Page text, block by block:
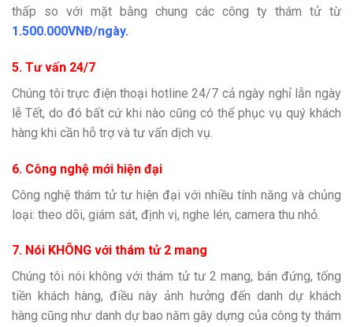
thấp so với mặt bằng chung các công ty thám tử từ
1.500.000VNĐ/ngày.
5. Tư vấn 24/7
Chúng tôi trực điện thoại hotline 24/7 cả ngày nghỉ lẫn ngày
lễ Tết, do đó bất cứ khi nào cũng có thể phục vụ quý khách
hàng khi cần hỗ trợ và tư vấn dịch vụ.
6. Công nghệ mới hiện đại
Công nghệ thám tử tư hiện đại với nhiều tính năng và chủng
loại: theo dõi, giám sát, định vị, nghe lén, camera thu nhỏ.
7. Nói KHÔNG với thám tử 2 mang
Chúng tôi nói không với thám tử tư 2 mang, bán đứng, tống
tiền khách hàng, điều này ảnh hưởng đến danh dự khách
hàng cũng như danh dự bao năm gây dựng của công ty thám